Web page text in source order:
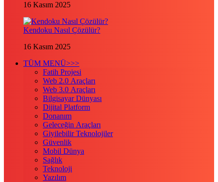
16 Kasım 2025
Kendoku Nasıl Çözülür?
16 Kasım 2025
TÜM MENÜ>>>
Fatih Projesi
Web 2.0 Araçları
Web 3.0 Araçları
Bilgisayar Dünyası
Dijital Platform
Donanım
Geleceğin Araçları
Giyilebilir Teknolojiler
Güvenlik
Mobil Dünya
Sağlık
Teknoloji
Yazılım